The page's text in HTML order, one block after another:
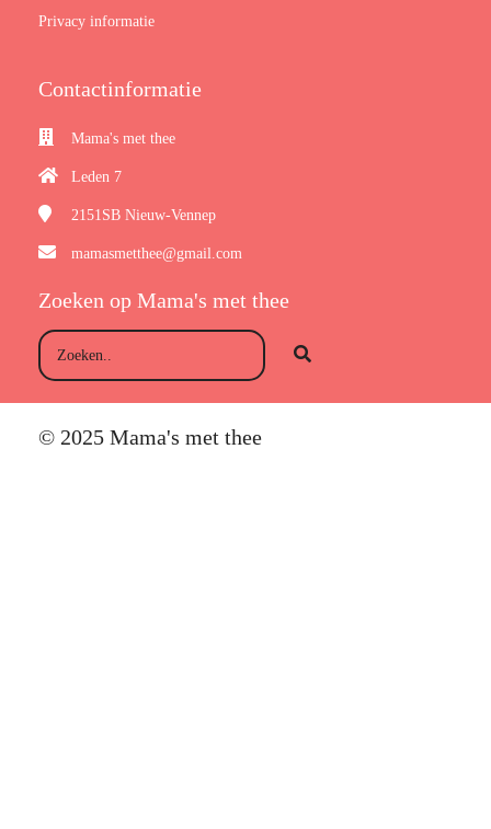
Privacy informatie
Contactinformatie
Mama's met thee
Leden 7
2151SB Nieuw-Vennep
mamasmetthee@gmail.com
Zoeken op Mama's met thee
© 2025 Mama's met thee